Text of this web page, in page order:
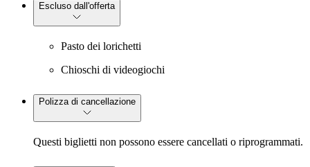
Escluso dall'offerta
Pasto dei lorichetti
Chioschi di videogiochi
Polizza di cancellazione
Questi biglietti non possono essere cancellati o riprogrammati.